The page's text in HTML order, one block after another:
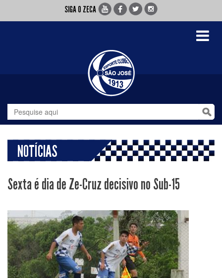
SIGA O ZECA
Toggle
NOTÍCIAS
Sexta é dia de Ze-Cruz decisivo no Sub-15